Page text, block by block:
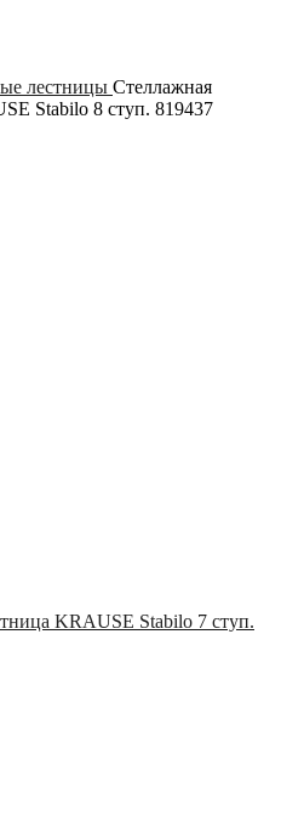
лестницы Стеллажная
Stabilo 8 ступ. 819437
KRAUSE Stabilo 7 ступ.